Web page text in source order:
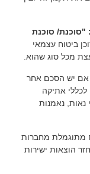
"סוכנת/ סוכנת
ביטוח עצמאי
מכל סוג שהוא.
אם יש הסכם אחר
אתיקה
נאות, נאמנות
מתוגמלת מחברות
הוצאות ישירות